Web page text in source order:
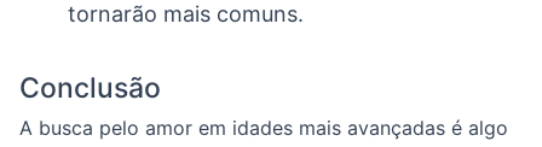
tornarão mais comuns.
Conclusão
A busca pelo amor em idades mais avançadas é algo